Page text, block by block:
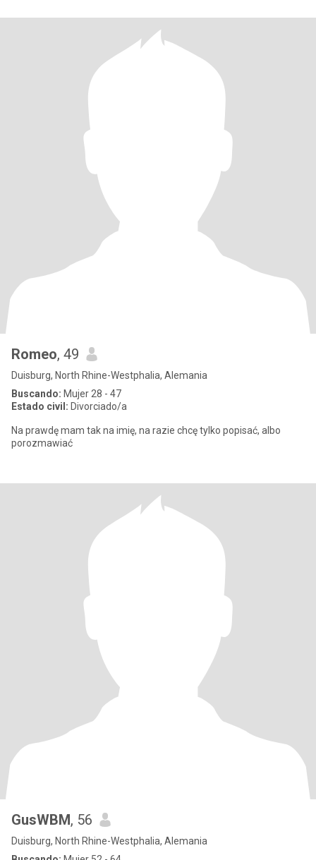
Romeo, 49
Duisburg, North Rhine-Westphalia, Alemania
Buscando: Mujer 28 - 47
Estado civil: Divorciado/a
Na prawdę mam tak na imię, na razie chcę tylko popisać, albo
porozmawiać
GusWBM, 56
Duisburg, North Rhine-Westphalia, Alemania